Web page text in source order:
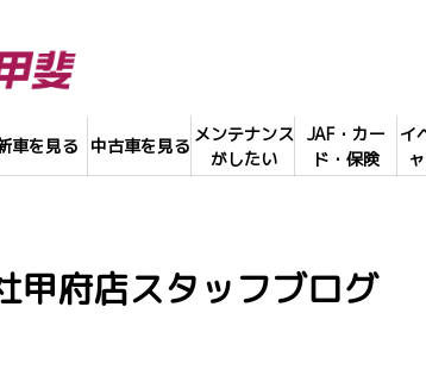
車を見る 中古車を見る
メンテナンス
がしたい
JAF・カー
ド・保険
イ
甲府店スタッフブログ